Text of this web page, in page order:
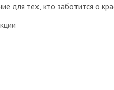
для тех, кто заботится о